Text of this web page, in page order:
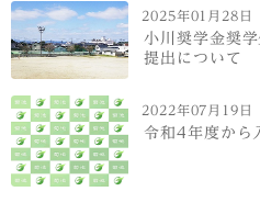
2025年01月28日
小川奨学金奨
提出について
2022年07月19日
令和4年度から